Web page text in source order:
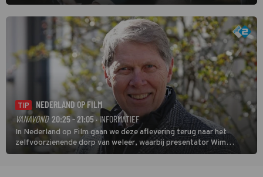
speurder op zoek naar een vermiste kok. Poirot raakt al snel
verwikkeld in een moordzaak. (HH)
TIP
NEDERLAND OP FILM
VANAVOND 20:25 - 21:05· INFORMATIEF
In Nederland op Film gaan we deze aflevering terug naar het
zelfvoorzienende dorp van weleer, waarbij presentator Wim
Daniëls de kijkers meeneemt op reis door de tijd aan de hand van